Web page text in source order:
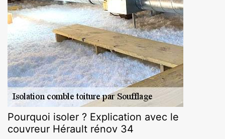
Pourquoi isoler ? Explication avec le
couvreur Hérault rénov 34